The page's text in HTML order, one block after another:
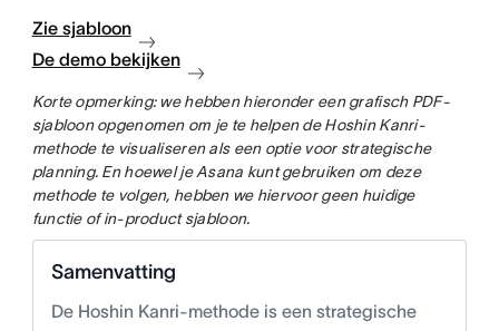
Zie sjabloon
De demo bekijken
Korte opmerking: we hebben hieronder een grafisch PDF-
sjabloon opgenomen om je te helpen de Hoshin Kanri-
methode te visualiseren als een optie voor strategische
planning. En hoewel je Asana kunt gebruiken om deze
methode te volgen, hebben we hiervoor geen huidige
functie of in-product sjabloon.
Samenvatting
De Hoshin Kanri-methode is een strategische